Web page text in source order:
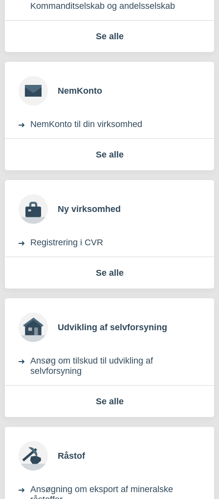
Kommanditselskab og andelsselskab
Se alle
NemKonto
NemKonto til din virksomhed
Se alle
Ny virksomhed
Registrering i CVR
Se alle
Udvikling af selvforsyning
Ansøg om tilskud til udvikling af
selvforsyning
Se alle
Råstof
Ansøgning om eksport af mineralske